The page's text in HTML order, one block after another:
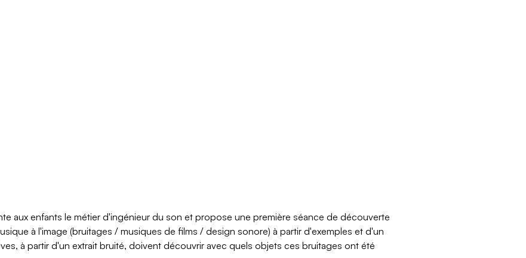
aux enfants le métier d'ingénieur du son et propose une première séance de découverte
à l'image (bruitages / musiques de films / design sonore) à partir d'exemples et d'un
à partir d'un extrait bruité, doivent découvrir avec quels objets ces bruitages ont été